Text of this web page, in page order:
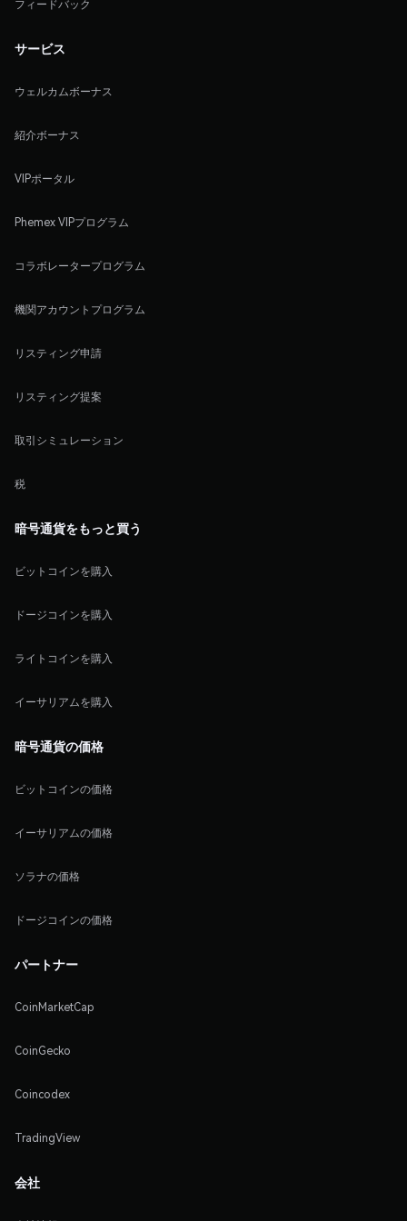
フィードバック
サービス
ウェルカムボーナス
紹介ボーナス
VIPポータル
Phemex VIPプログラム
コラボレータープログラム
機関アカウントプログラム
リスティング申請
リスティング提案
取引シミュレーション
税
暗号通貨をもっと買う
ビットコインを購入
ドージコインを購入
ライトコインを購入
イーサリアムを購入
暗号通貨の価格
ビットコインの価格
イーサリアムの価格
ソラナの価格
ドージコインの価格
パートナー
CoinMarketCap
CoinGecko
Coincodex
TradingView
会社